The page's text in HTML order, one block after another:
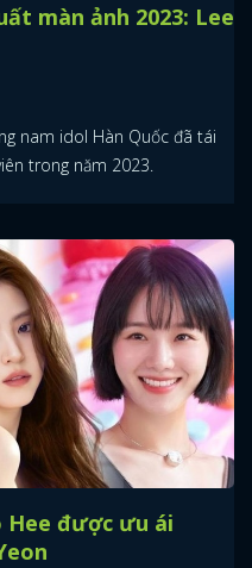
màn ảnh 2023: Lee
nam idol Hàn Quốc đã tái
trong năm 2023.
Hee được ưu ái